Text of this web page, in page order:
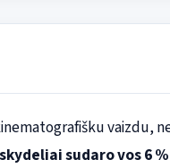
vaizdu,
sudaro vos 6